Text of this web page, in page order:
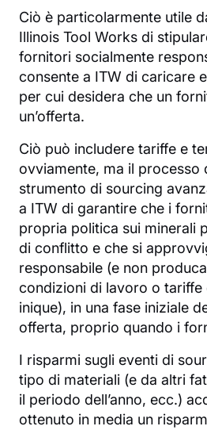
Ciò è particolarmente utile
Illinois Tool Works di
fornitori socialmente
consente a ITW di caricare
per cui desidera che un
un’offerta.
Ciò può includere tariffe e
ovviamente, ma il processo
strumento di sourcing
a ITW di garantire che i
propria politica sui minerali
di conflitto e che si
responsabile (e non
condizioni di lavoro o tariffe
inique), in una fase iniziale
offerta, proprio quando i
I risparmi sugli eventi di
tipo di materiali (e da altri
il periodo dell’anno, ecc.)
ottenuto in media un